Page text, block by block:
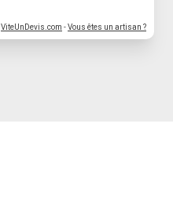
ViteUnDevis.com -Vous êtes un artisan ?